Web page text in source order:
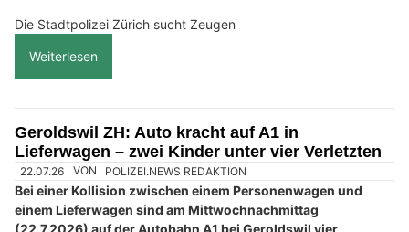
Die Stadtpolizei Zürich sucht Zeugen
Weiterlesen
Geroldswil ZH: Auto kracht auf A1 in
Lieferwagen – zwei Kinder unter vier Verletzten
22.07.26 VON POLIZEI.NEWS REDAKTION
Bei einer Kollision zwischen einem Personenwagen und
einem Lieferwagen sind am Mittwochnachmittag
(22.7.2026) auf der Autobahn A1 bei Geroldswil vier